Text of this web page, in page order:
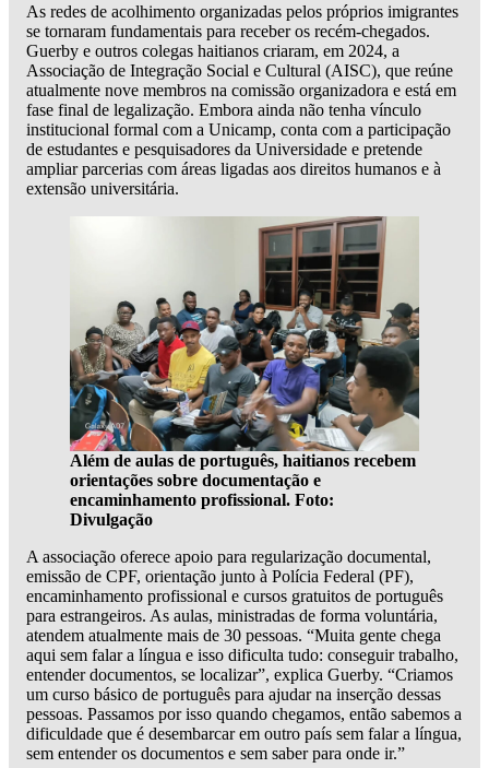
As redes de acolhimento organizadas pelos próprios imigrantes
se tornaram fundamentais para receber os recém-chegados.
Guerby e outros colegas haitianos criaram, em 2024, a
Associação de Integração Social e Cultural (AISC), que reúne
atualmente nove membros na comissão organizadora e está em
fase final de legalização. Embora ainda não tenha vínculo
institucional formal com a Unicamp, conta com a participação
de estudantes e pesquisadores da Universidade e pretende
ampliar parcerias com áreas ligadas aos direitos humanos e à
extensão universitária.
Além de aulas de português, haitianos recebem
orientações sobre documentação e
encaminhamento profissional. Foto:
Divulgação
A associação oferece apoio para regularização documental,
emissão de CPF, orientação junto à Polícia Federal (PF),
encaminhamento profissional e cursos gratuitos de português
para estrangeiros. As aulas, ministradas de forma voluntária,
atendem atualmente mais de 30 pessoas. “Muita gente chega
aqui sem falar a língua e isso dificulta tudo: conseguir trabalho,
entender documentos, se localizar”, explica Guerby. “Criamos
um curso básico de português para ajudar na inserção dessas
pessoas. Passamos por isso quando chegamos, então sabemos a
dificuldade que é desembarcar em outro país sem falar a língua,
sem entender os documentos e sem saber para onde ir.”